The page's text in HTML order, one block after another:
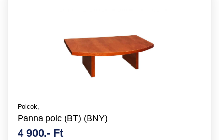
Polcok,
Panna polc (BT) (BNY)
4 900.- Ft